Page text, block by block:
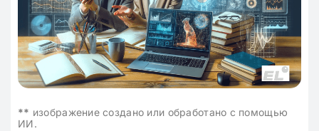
** изображение создано или обработано с помощью
ИИ.